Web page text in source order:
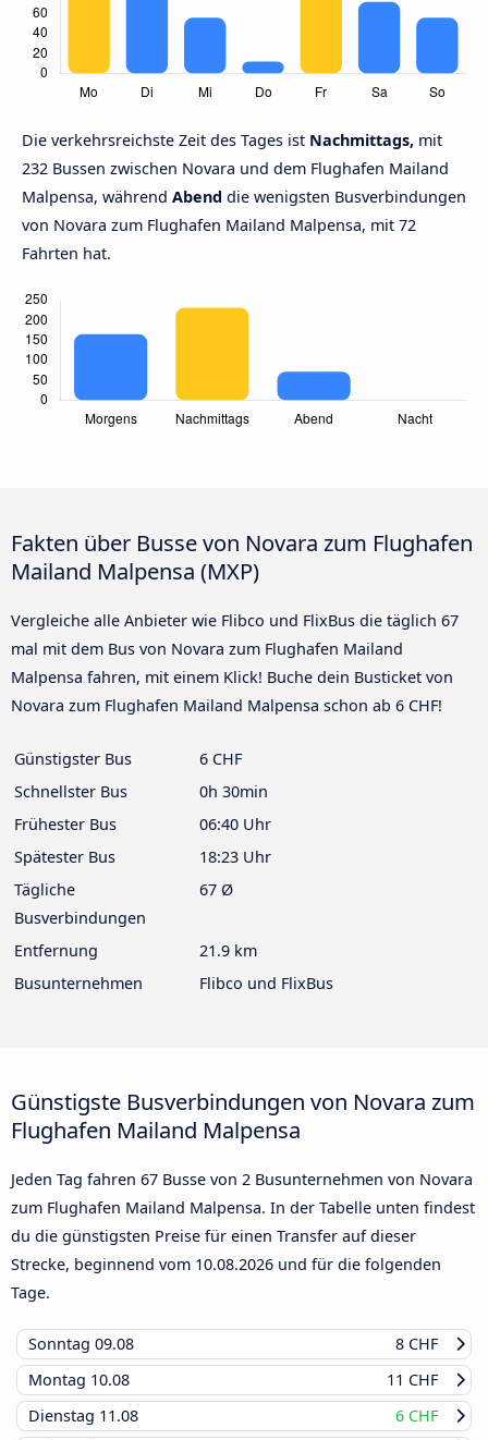
Die verkehrsreichste Zeit des Tages ist Nachmittags, mit
232 Bussen zwischen Novara und dem Flughafen Mailand
Malpensa, während Abend die wenigsten Busverbindungen
von Novara zum Flughafen Mailand Malpensa, mit 72
Fahrten hat.
Fakten über Busse von Novara zum Flughafen
Mailand Malpensa (MXP)
Vergleiche alle Anbieter wie Flibco und FlixBus die täglich 67
mal mit dem Bus von Novara zum Flughafen Mailand
Malpensa fahren, mit einem Klick! Buche dein Busticket von
Novara zum Flughafen Mailand Malpensa schon ab 6 CHF!
Günstigster Bus
6 CHF
Schnellster Bus
0h 30min
Frühester Bus
06:40 Uhr
Spätester Bus
18:23 Uhr
Tägliche
Busverbindungen
67 Ø
Entfernung
21.9 km
Busunternehmen
Flibco und FlixBus
Günstigste Busverbindungen von Novara zum
Flughafen Mailand Malpensa
Jeden Tag fahren 67 Busse von 2 Busunternehmen von Novara
zum Flughafen Mailand Malpensa. In der Tabelle unten findest
du die günstigsten Preise für einen Transfer auf dieser
Strecke, beginnend vom 10.08.2026 und für die folgenden
Tage.
Sonntag 09.08
8 CHF
Montag 10.08
11 CHF
Dienstag 11.08
6 CHF